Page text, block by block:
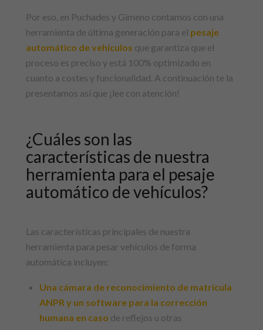
Por eso, en Puchades y Gimeno contamos con una
herramienta de última generación para el pesaje
automático de vehículos que garantiza que el
proceso es preciso y está 100% optimizado en
cuanto a costes y funcionalidad. A continuación te la
presentamos así que ¡lee con atención!
¿Cuáles son las
características de nuestra
herramienta para el pesaje
automático de vehículos?
Las características principales de nuestra
herramienta para pesar vehículos de forma
automática incluyen:
Una cámara de reconocimiento de matrícula
ANPR y un software para la corrección
humana en caso de reflejos u otras